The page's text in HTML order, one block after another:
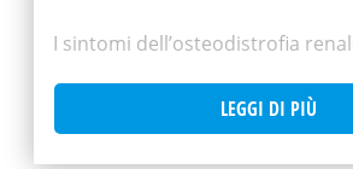
I sintomi dell’osteodistrofia
dolore osseo e articolare
LEGGI DI PIÙ